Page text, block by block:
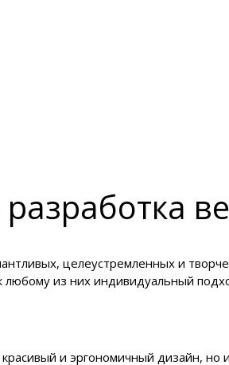
целеустремленных и
из них индивидуальный
и эргономичный дизайн,